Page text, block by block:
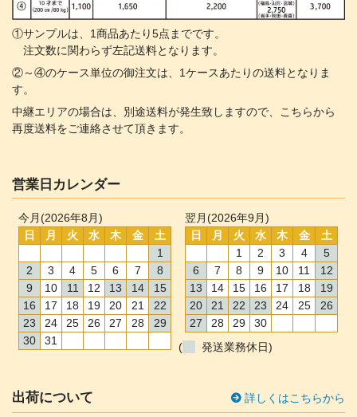
①サンプルは、1商品あたり5点までです。
注文数に関わらず左記送料となります。
②～④のケース単位の御注文は、1ケースあたりの送料となりま
す。
中継エリアの場合は、別途送料が発生致しますので、こちらから
再度送料をご連絡させて頂きます。
営業日カレンダー
今月(2026年8月)
日
月 火 水 木 金
土
1
2
3 4 5 6 7
8
9
10 11 12 13 14
15
16
17 18 19 20 21
22
23
24 25 26 27 28
29
30
31
翌月(2026年9月)
日
月 火 水 木 金
土
1
2 3 4
5
6
7 8 9 10 11
12
13
14 15 16 17 18
19
20
21 22 23 24 25
26
27
28 29
30
(
発送業務休日)
出荷について 詳しくはこちらから